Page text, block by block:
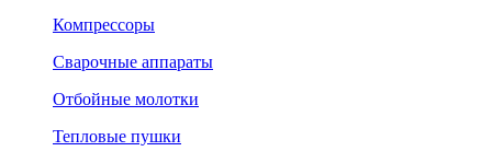
Компрессоры
Сварочные аппараты
Отбойные молотки
Тепловые пушки